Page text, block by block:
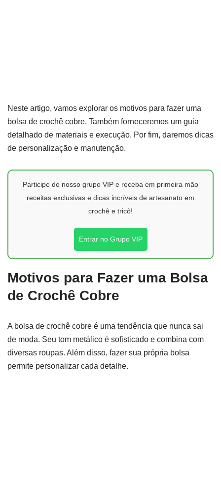
Neste artigo, vamos explorar os motivos para fazer uma
bolsa de crochê cobre. Também forneceremos um guia
detalhado de materiais e execução. Por fim, daremos dicas
de personalização e manutenção.
Participe do nosso grupo VIP e receba em primeira mão
receitas exclusivas e dicas incríveis de artesanato em
crochê e tricô!
Entrar no Grupo VIP
Motivos para Fazer uma Bolsa
de Crochê Cobre
A bolsa de crochê cobre é uma tendência que nunca sai
de moda. Seu tom metálico é sofisticado e combina com
diversas roupas. Além disso, fazer sua própria bolsa
permite personalizar cada detalhe.